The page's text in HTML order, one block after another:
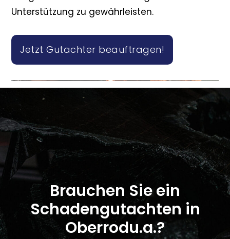
Unterstützung zu gewährleisten.
Jetzt Gutachter beauftragen!
Brauchen Sie ein
Schadengutachten in
Oberrodu.a.?